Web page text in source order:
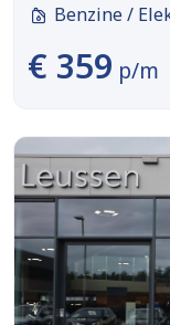
Benzine /
€ 359 p/m